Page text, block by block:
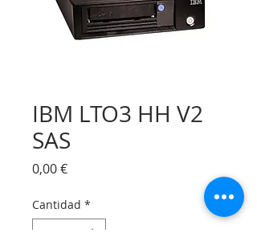
IBM LTO3 HH V2
SAS
0,00 €Precio
Cantidad *